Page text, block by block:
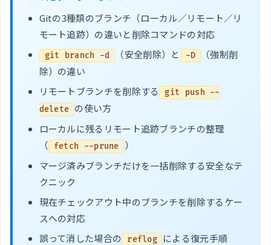
Gitの3種類のブランチ（ローカル／リモート／リ
モート追跡）の違いと削除コマンドの対応
git branch -d （安全削除）と -D
（強制削
除）の違い
リモートブランチを削除する git push --
delete
の使い方
ローカルに残るリモート追跡ブランチの整理
（
fetch --prune
）
マージ済みブランチだけを一括削除する安全なテ
クニック
現在チェックアウト中のブランチを削除するケー
スへの対応
誤って消した場合の
reflog による復元手順